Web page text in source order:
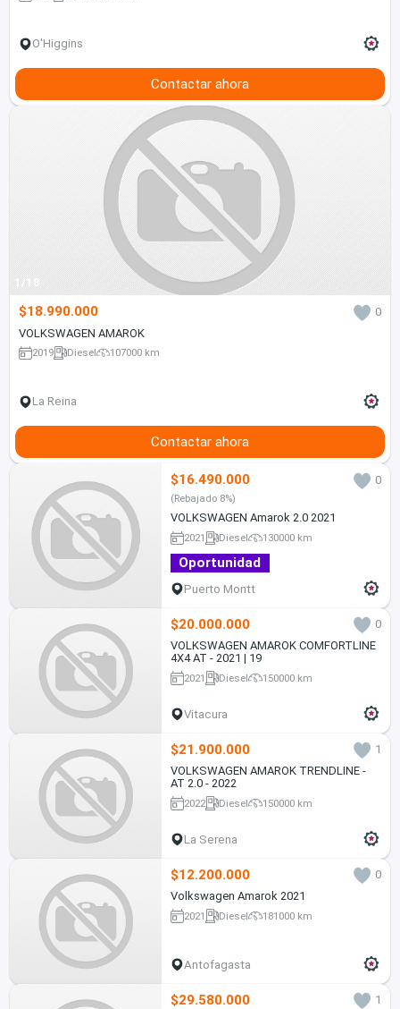
O'Higgins
Contactar ahora
1/18
$18.990.000
0
VOLKSWAGEN AMAROK
2019 Diesel 107000 km
La Reina
Contactar ahora
$16.490.000 0
(Rebajado 8%)
VOLKSWAGEN Amarok 2.0 2021
2021 Diesel 130000 km
Oportunidad
Puerto Montt
$20.000.000
0
VOLKSWAGEN AMAROK COMFORTLINE
4X4 AT - 2021 | 19
2021 Diesel 150000 km
Vitacura
$21.900.000
1
VOLKSWAGEN AMAROK TRENDLINE -
AT 2.0 - 2022
2022 Diesel 150000 km
La Serena
$12.200.000
0
Volkswagen Amarok 2021
2021 Diesel 181000 km
Antofagasta
$29.580.000
1